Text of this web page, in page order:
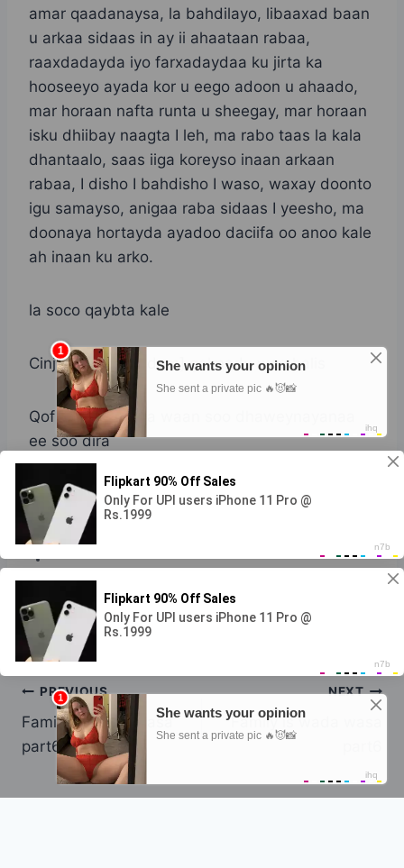
amar qaadanaysa, la bahdilayo, libaaxad baan
u arkaa sidaas in ay ii ahaataan rabaa,
raaxdadayda iyo farxadaydaa ku jirta ka
hooseeyo ayada kor u eego adoon u ahaado,
mar horaan nafta runta u sheegay, mar horaan
isku dhiibay naagta I leh, ma rabo taas la kala
dhantaalo, saas iiga koreyso inaan arkaan
rabaa, I disho I bahdisho I waso, waxay doonto
igu samayso, anigaa raba sidaas I yeesho, ma
doonaya hortayda ayadoo daciifa oo anoo kale
ah inaan ku arko.
la soco qaybta kale
Cinjir la’aan [condom] galmadu waa halis
Qof sheeko haya waan soo dhaweynayanaa
ee soo dira
Ninwacan1@gmail.com
Post Views:
Tags:
#Islaantii dariska
Post
navigation
PREVIOUS
Family is wada wasa
part6
NEXT
Family is wada wasa